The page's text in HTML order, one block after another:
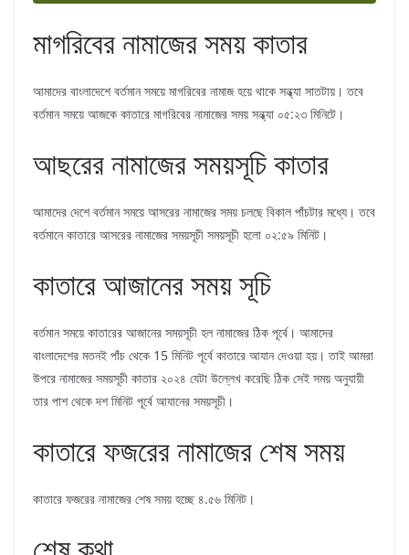
মাগরিবের নামাজের সময় কাতার
আমাদের বাংলাদেশে বর্তমান সময়ে মাগরিবের নামাজ হয়ে থাকে সন্ধ্যা সাতটায়। তবে
বর্তমান সময়ে আজকে কাতারে মাগরিবের নামাজের সময় সন্ধ্যা ০৫:২৩ মিনিটে।
আছরের নামাজের সময়সূচি কাতার
আমাদের দেশে বর্তমান সময়ে আসরের নামাজের সময় চলছে বিকাল পাঁচটার মধ্যে। তবে
বর্তমানে কাতারে আসরের নামাজের সময়সূচী সময়সূচী হলো ০২:৫৯ মিনিট।
কাতারে আজানের সময় সূচি
বর্তমান সময়ে কাতারের আজানের সময়সূচী হল নামাজের ঠিক পূর্বে। আমাদের
বাংলাদেশের মতনই পাঁচ থেকে 15 মিনিট পূর্বে কাতারে আযান দেওয়া হয়। তাই আমরা
উপরে নামাজের সময়সূচী কাতার ২০২৪ যেটা উল্লেখ করেছি ঠিক সেই সময় অনুযায়ী
তার পাশ থেকে দশ মিনিট পূর্বে আযানের সময়সূচী।
কাতারে ফজরের নামাজের শেষ সময়
কাতারে ফজরের নামাজের শেষ সময় হচ্ছে ৪.৫৬ মিনিট।